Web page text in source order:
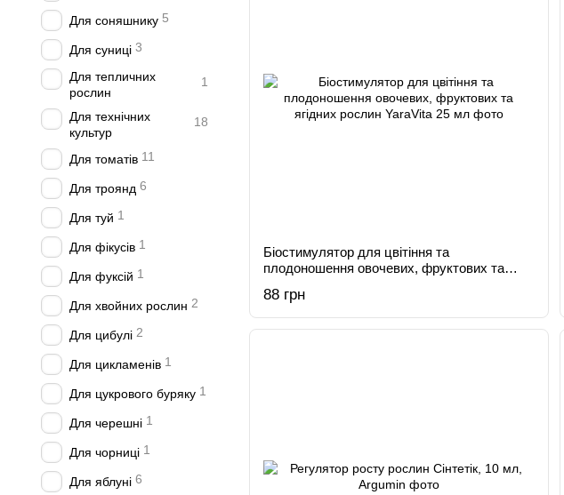
Біостимулятор для цвітіння та
плодоношення овочевих, фруктових та
88 грн
Для соняшнику 5
Для суниці 3
Для тепличних
рослин
1
Для технічних
культур
18
Для томатів 11
Для троянд 6
Для туй 1
Для фікусів 1
Для фуксій 1
Для хвойних рослин 2
Для цибулі 2
Для цикламенів 1
Для цукрового буряку 1
Для черешні 1
Для чорниці 1
Для яблуні 6